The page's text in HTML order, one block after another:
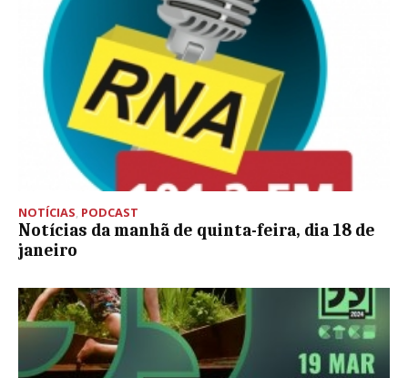
NOTÍCIAS, PODCAST
Notícias da manhã de quinta-feira, dia 18 de
janeiro